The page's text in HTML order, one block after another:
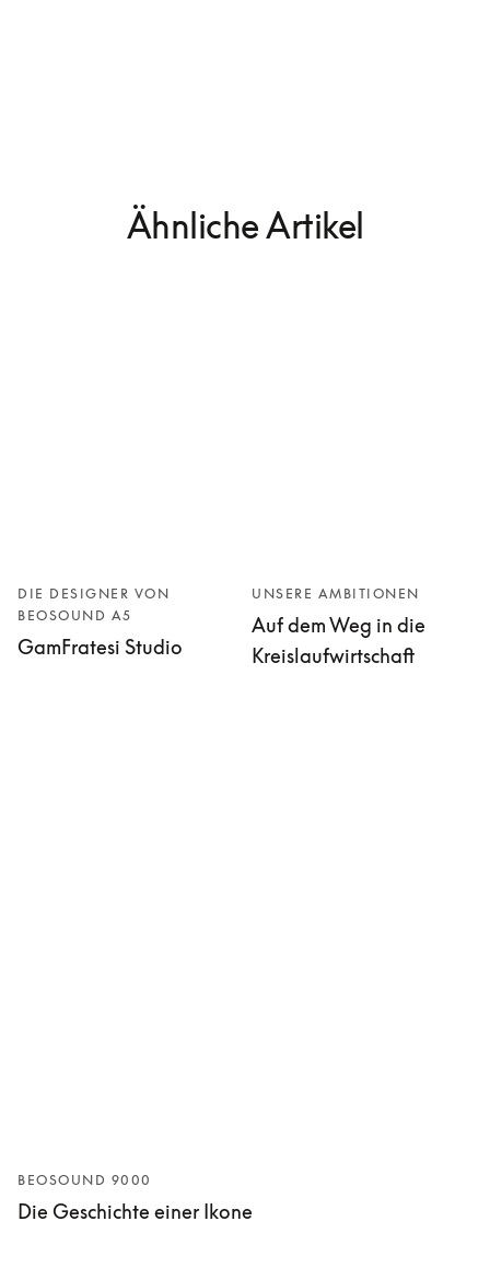
Ähnliche Artikel
DIE DESIGNER VON
BEOSOUND A5
GamFratesi Studio
UNSERE AMBITIONEN
Auf dem Weg in die
Kreislaufwirtschaft
BEOSOUND 9000
Die Geschichte einer Ikone